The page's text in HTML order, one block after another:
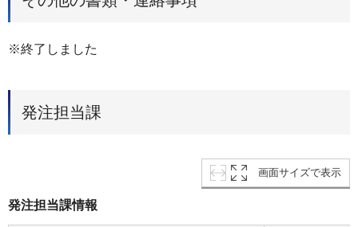
※終了しました
発注担当課
画面サイズで表示
発注担当課情報